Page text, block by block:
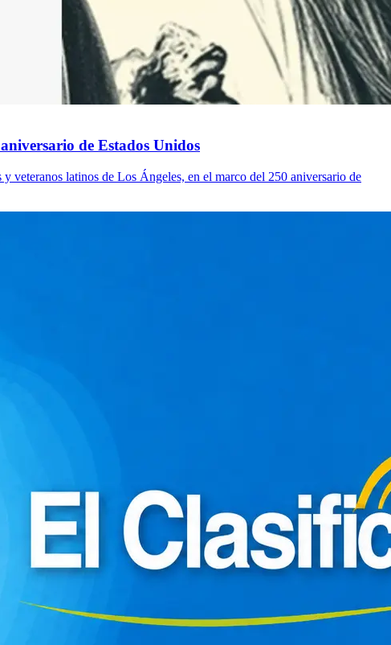
de Estados Unidos
veteranos latinos de Los Ángeles, en el marco del 250 aniversario de